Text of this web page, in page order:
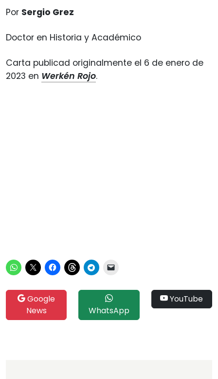
Por Sergio Grez
Doctor en Historia y Académico
Carta publicad originalmente el 6 de enero de
2023 en Werkén Rojo.
Google
News
WhatsApp
YouTube